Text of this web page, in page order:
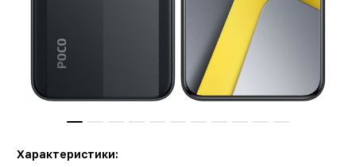
Характеристики: